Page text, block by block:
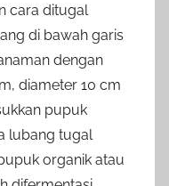
cara ditugal
di bawah garis
dengan
diameter 10 cm
pupuk
lubang tugal
organik atau